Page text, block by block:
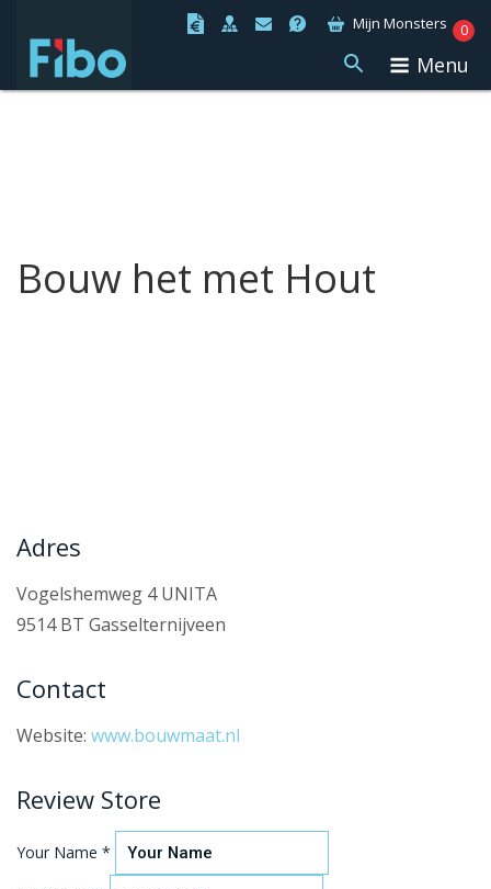
naar
Mijn Monsters 0
Menu
Bouw het met Hout
Adres
Vogelshemweg 4 UNITA
9514 BT Gasselternijveen
Contact
Website: www.bouwmaat.nl
Review Store
Your Name *